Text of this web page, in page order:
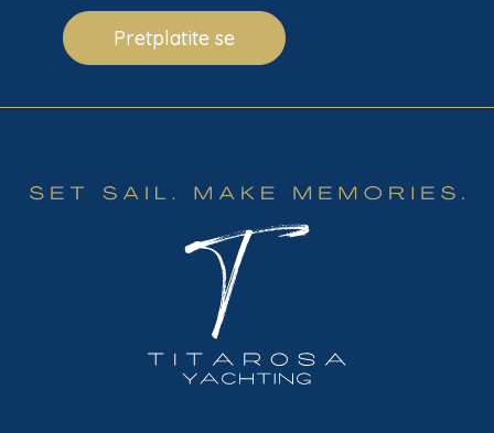
Pretplatite se